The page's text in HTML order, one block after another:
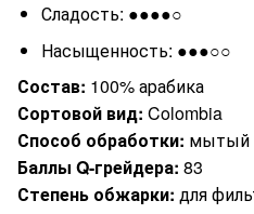
Сладость: ●●●●○
Насыщенность: ●●●○○
Состав: 100% арабика
Сортовой вид: Colombia
Способ обработки: мытый
Баллы Q-грейдера: 83
Степень обжарки: для